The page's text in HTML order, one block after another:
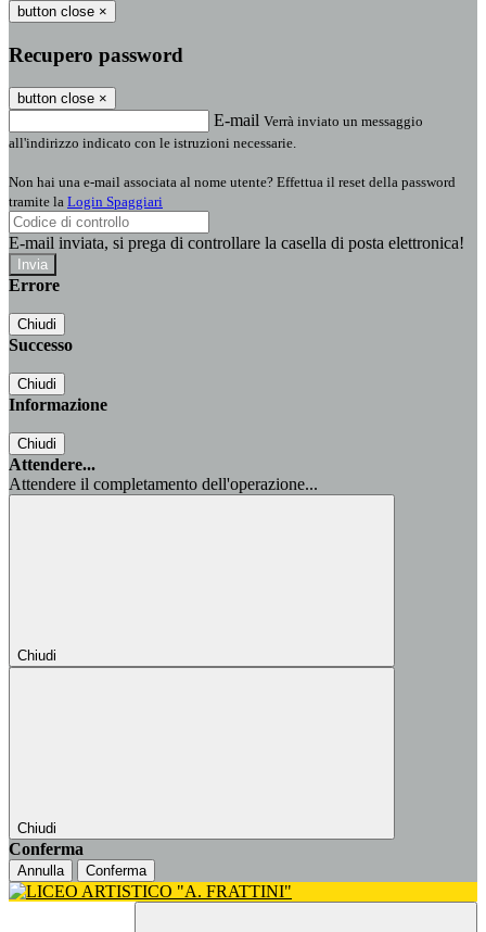
button close ×
Recupero password
button close ×
E-mail Verrà inviato un messaggio
all'indirizzo indicato con le istruzioni necessarie.
Non hai una e-mail associata al nome utente? Effettua il reset della password
tramite la Login Spaggiari
E-mail inviata, si prega di controllare la casella di posta elettronica!
Errore
Chiudi
Successo
Chiudi
Informazione
Chiudi
Attendere...
Attendere il completamento dell'operazione...
Chiudi
Chiudi
Conferma
Annulla Conferma